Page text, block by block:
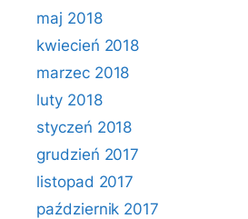
maj 2018
kwiecień 2018
marzec 2018
luty 2018
styczeń 2018
grudzień 2017
listopad 2017
październik 2017